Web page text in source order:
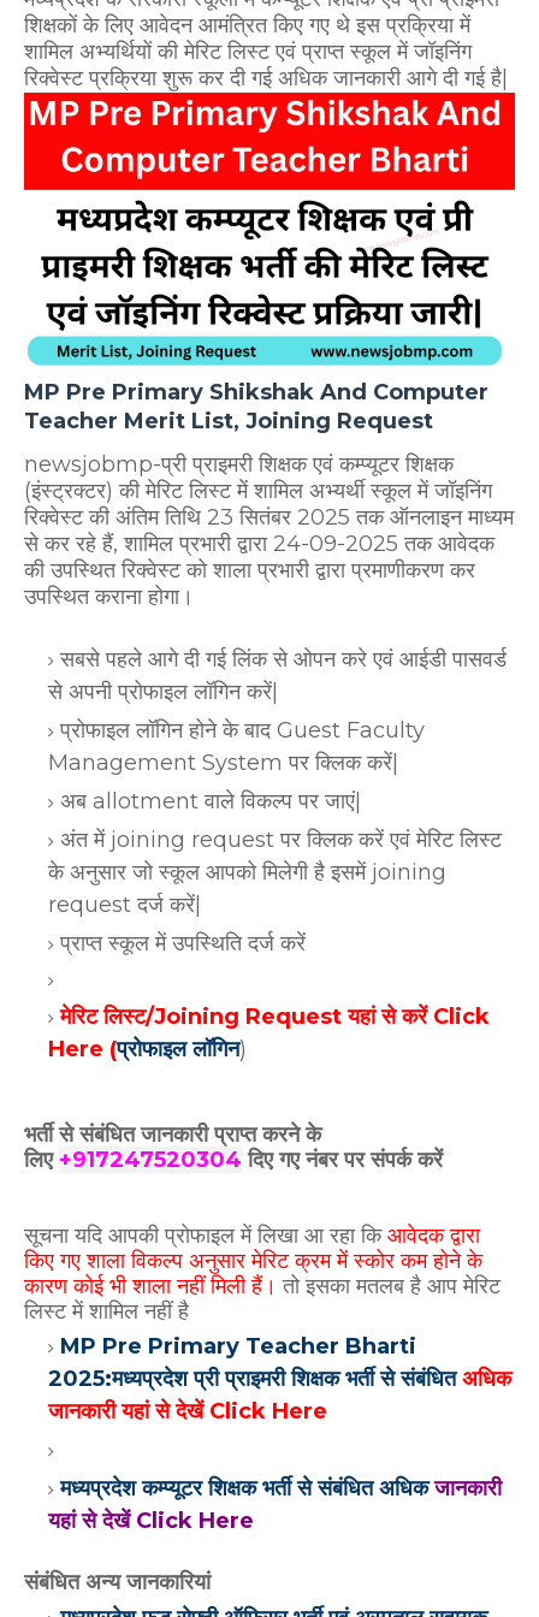
शिक्षकों के लिए आवेदन आमंत्रित किए गए थे इस प्रक्रिया में
शामिल अभ्यर्थियों की मेरिट लिस्ट एवं प्राप्त स्कूल में जॉइनिंग
रिक्वेस्ट प्रक्रिया शुरू कर दी गई अधिक जानकारी आगे दी गई है|
MP Pre Primary Shikshak And Computer
Teacher Merit List, Joining Request
newsjobmp-प्री प्राइमरी शिक्षक एवं कम्प्यूटर शिक्षक
(इंस्ट्रक्टर) की मेरिट लिस्ट में शामिल अभ्यर्थी स्कूल में जॉइनिंग
रिक्वेस्ट की अंतिम तिथि 23 सितंबर 2025 तक ऑनलाइन माध्यम
से कर रहे हैं, शामिल प्रभारी द्वारा 24-09-2025 तक आवेदक
की उपस्थित रिक्वेस्ट को शाला प्रभारी द्वारा प्रमाणीकरण कर
उपस्थित कराना होगा।
सबसे पहले आगे दी गई लिंक से ओपन करे एवं आईडी पासवर्ड
से अपनी प्रोफाइल लॉगिन करें|
प्रोफाइल लॉगिन होने के बाद Guest Faculty
Management System पर क्लिक करें|
अब allotment वाले विकल्प पर जाएं|
अंत में joining request पर क्लिक करें एवं मेरिट लिस्ट
के अनुसार जो स्कूल आपको मिलेगी है इसमें joining
request दर्ज करें|
प्राप्त स्कूल में उपस्थिति दर्ज करें
मेरिट लिस्ट/Joining Request यहां से करें Click
Here (प्रोफाइल लॉगिन)
भर्ती से संबंधित जानकारी प्राप्त करने के
लिए +917247520304 दिए गए नंबर पर संपर्क करें
सूचना यदि आपकी प्रोफाइल में लिखा आ रहा किआवेदक द्वारा
किए गए शाला विकल्प अनुसार मेरिट क्रम में स्कोर कम होने के
कारण कोई भी शाला नहीं मिली हैं। तो इसका मतलब है आप मेरिट
लिस्ट में शामिल नहीं है
MP Pre Primary Teacher Bharti
2025:मध्यप्रदेश प्री प्राइमरी शिक्षक भर्ती से संबंधित अधिक
जानकारी यहां से देखें Click Here
मध्यप्रदेश कम्प्यूटर शिक्षक भर्ती से संबंधित अधिक जानकारी
यहां से देखें Click Here
संबंधित अन्य जानकारियां